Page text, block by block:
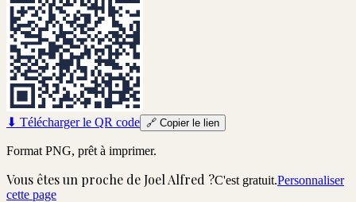
⬇ Télécharger le QR code 🔗 Copier le lien
Format PNG, prêt à imprimer.
Vous êtes un proche de Joel Alfred ?C'est gratuit.Personnaliser
cette page